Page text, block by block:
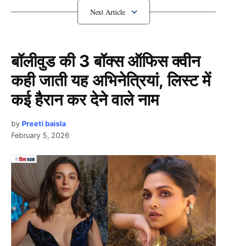
6000 करोड़ से ज्यादा की नेटवर्थ
Shah Rukh Khan
रिपोर्ट्स के मुताबिकशाहरुख खान (Shah Rukh khan)की कुल
संपत्ति लगभग 6000 करोड़ रुपये से भी अधिक है। उनकी कमाई
का सबसे बड़ा स्रोत फिल्में, ब्रांड एंडोर्समेंट्स और आईपीएल टीम
कोलकाता नाइट राइडर्स है. इसके अलावा दुबई, लंदन और मुंबई में
उनके पास लग्जरी विला और बंगले हैं, जिनकी कीमत अरबों रुपये
Next Article
बॉलीवुड की 3 बॉक्स ऑफिस क्वीन
कही जाती यह अभिनेत्रियां, लिस्ट में
कई हैरान कर देने वाले नाम
by Preeti baisla
February 5, 2026